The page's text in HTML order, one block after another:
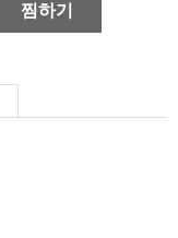
찜하기